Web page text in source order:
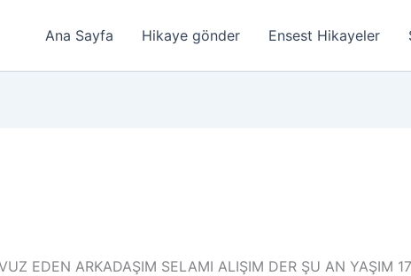
Ana Sayfa Hikaye gönder Ensest Hikayeler
EDEN ARKADAŞIM SELAMI ALIŞIM DER ŞU AN YAŞIM